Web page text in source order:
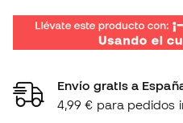
Envío gratis a
4,99 € para pedidos